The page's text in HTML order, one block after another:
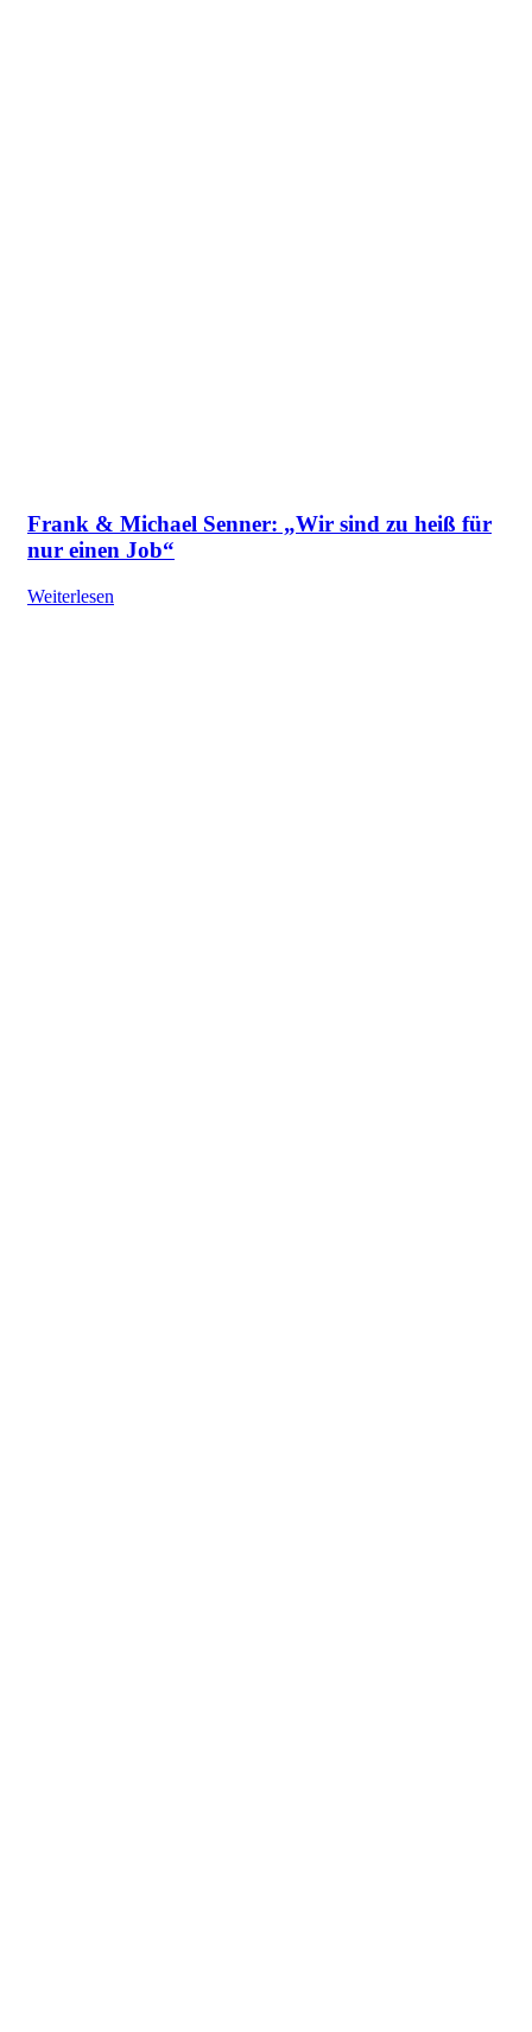
Frank & Michael Senner: „Wir sind zu heiß für
nur einen Job“
Weiterlesen